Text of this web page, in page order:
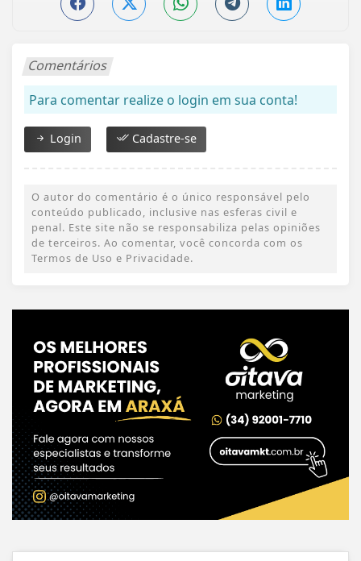
Comentários
Para comentar realize o login em sua conta!
Login Cadastre-se
O autor do comentário é o único responsável pelo
conteúdo publicado, inclusive nas esferas civil e
penal. Este site não se responsabiliza pelas opiniões
de terceiros. Ao comentar, você concorda com os
Termos de Uso e Privacidade.